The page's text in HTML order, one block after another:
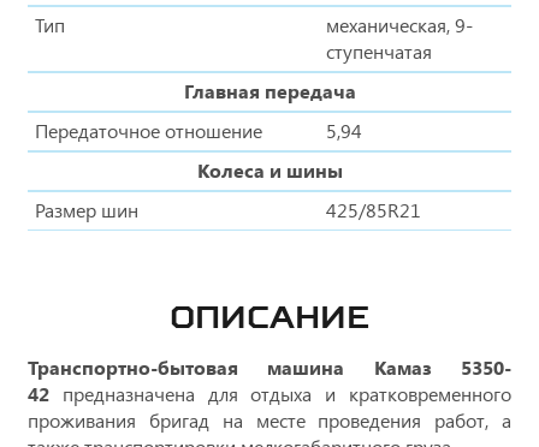
Тип
механическая, 9-
ступенчатая
Главная передача
Передаточное отношение
5,94
Колеса и шины
Размер шин
425/85R21
ОПИСАНИЕ
Транспортно-бытовая машина Камаз 5350-
42 предназначена для отдыха и кратковременного
проживания бригад на месте проведения работ, а